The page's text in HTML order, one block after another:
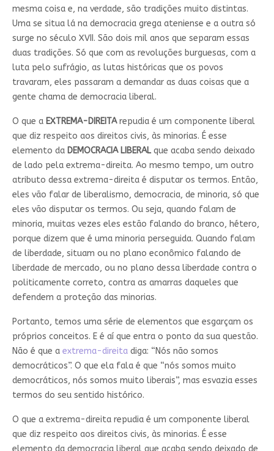
mesma coisa e, na verdade, são tradições muito distintas.
Uma se situa lá na democracia grega ateniense e a outra só
surge no século XVII. São dois mil anos que separam essas
duas tradições. Só que com as revoluções burguesas, com a
luta pelo sufrágio, as lutas históricas que os povos
travaram, eles passaram a demandar as duas coisas que a
gente chama de democracia liberal.
O que aEXTREMA-DIREITArepudia é um componente liberal
que diz respeito aos direitos civis, às minorias. É esse
elemento daDEMOCRACIA LIBERALque acaba sendo deixado
de lado pela extrema-direita. Ao mesmo tempo, um outro
atributo dessa extrema-direita é disputar os termos. Então,
eles vão falar de liberalismo, democracia, de minoria, só que
eles vão disputar os termos. Ou seja, quando falam de
minoria, muitas vezes eles estão falando do branco, hétero,
porque dizem que é uma minoria perseguida. Quando falam
de liberdade, situam ou no plano econômico falando de
liberdade de mercado, ou no plano dessa liberdade contra o
politicamente correto, contra as amarras daqueles que
defendem a proteção das minorias.
Portanto, temos uma série de elementos que esgarçam os
próprios conceitos. E é aí que entra o ponto da sua questão.
Não é que a extrema-direitadiga: “Nós não somos
democráticos”. O que ela fala é que “nós somos muito
democráticos, nós somos muito liberais”, mas esvazia esses
termos do seu sentido histórico.
O que a extrema-direita repudia é um componente liberal
que diz respeito aos direitos civis, às minorias. É esse
elemento da democracia liberal que acaba sendo deixado de